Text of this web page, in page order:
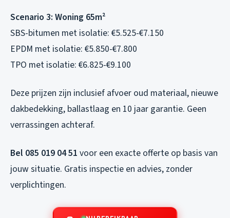
Scenario 3: Woning 65m²
SBS-bitumen met isolatie: €5.525-€7.150
EPDM met isolatie: €5.850-€7.800
TPO met isolatie: €6.825-€9.100
Deze prijzen zijn inclusief afvoer oud materiaal, nieuwe
dakbedekking, ballastlaag en 10 jaar garantie. Geen
verrassingen achteraf.
Bel 085 019 04 51 voor een exacte offerte op basis van
jouw situatie. Gratis inspectie en advies, zonder
verplichtingen.